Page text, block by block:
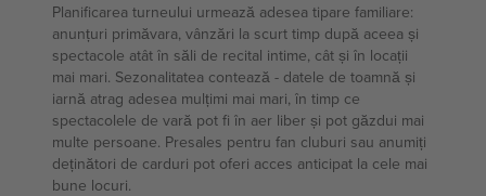
Planificarea turneului urmează adesea tipare familiare:
anunțuri primăvara, vânzări la scurt timp după aceea și
spectacole atât în săli de recital intime, cât și în locații
mai mari. Sezonalitatea contează - datele de toamnă și
iarnă atrag adesea mulțimi mai mari, în timp ce
spectacolele de vară pot fi în aer liber și pot găzdui mai
multe persoane. Presales pentru fan cluburi sau anumiți
deținători de carduri pot oferi acces anticipat la cele mai
bune locuri.